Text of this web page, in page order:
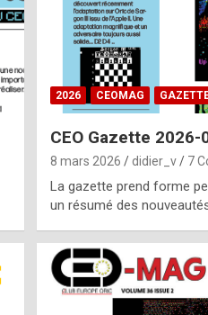
2026 CEOMAG
CEO Gazette 2026-
8 mars 2026 didier_v 7
La gazette prend forme
un résumé des